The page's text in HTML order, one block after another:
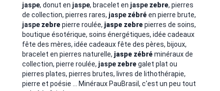
jaspe, donut en jaspe, bracelet en jaspe zebre, pierres
de collection, pierres rares, jaspe zébréen pierre brute,
jaspe zebrepierre roulée, jaspe zebrepierres de soins,
boutique ésotérique, soins énergétiques, idée cadeaux
fête des mères, idée cadeaux fête des pères, bijoux,
bracelet en pierres naturelle, jaspe zébréminéraux de
collection, pierre roulée, jaspe zebregalet plat ou
pierres plates, pierres brutes, livres de lithothérapie,
pierre et poésie ... Minéraux PauBrasil, c'est un peu tout